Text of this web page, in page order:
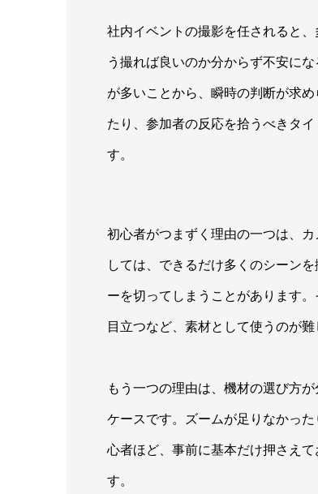
社内イベントの撮影を任されると
う撮れば良いのか分からず不安に
が多いことから、瞬時の判断が求
たり、参加者の反応を拾うべきタ
す。
初心者がつまずく理由の一つは、
しては、できるだけ多くのシーン
ーを切ってしまうことがあります
目立つなど、素材として使うのが難
もう一つの理由は、機材の選び方
ケースです。ズームが足りなかっ
心者ほど、事前に基本だけ押さえ
す。